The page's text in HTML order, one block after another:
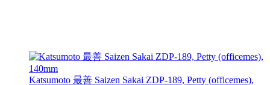
Katsumoto 最善 Saizen Sakai ZDP-189, Petty (officemes),